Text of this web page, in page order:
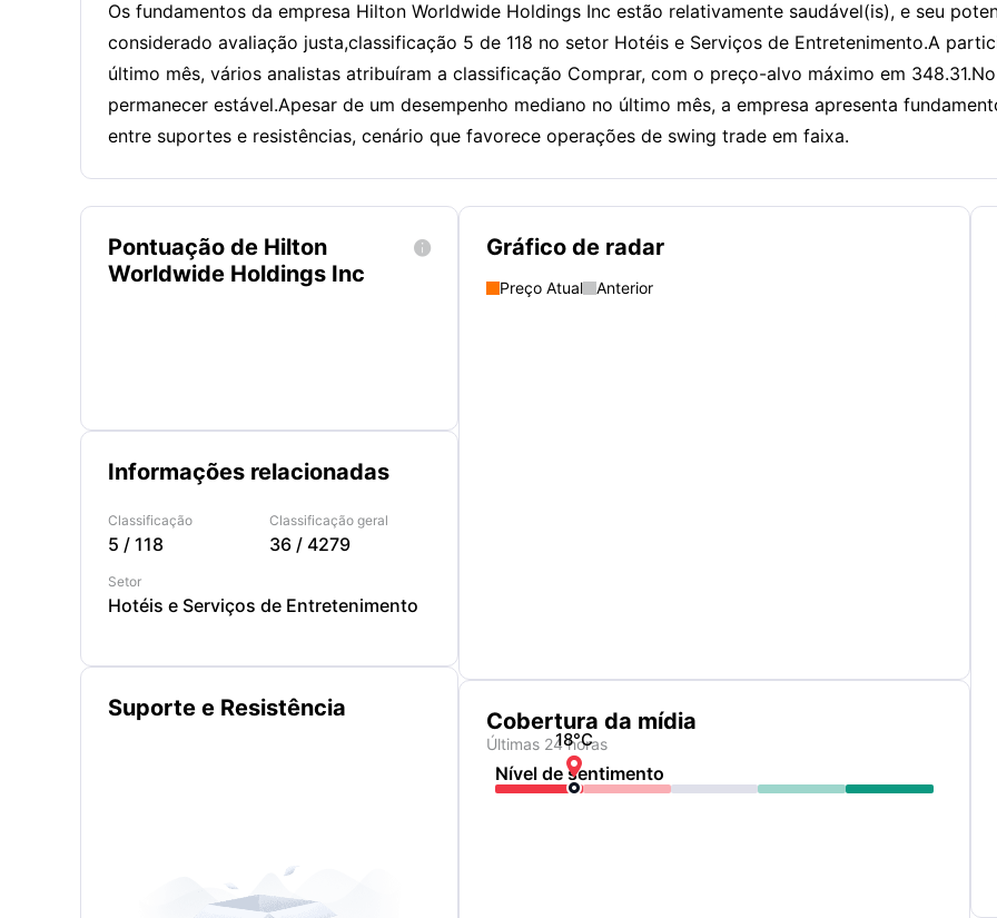
Os fundamentos da empresa Hilton Worldwide Holdings Inc estão relativamente saudável(is), e seu
considerado avaliação justa,classificação 5 de 118 no setor Hotéis e Serviços de Entretenimento.A
último mês, vários analistas atribuíram a classificação Comprar, com o preço-alvo máximo em
permanecer estável.Apesar de um desempenho mediano no último mês, a empresa apresenta
entre suportes e resistências, cenário que favorece operações de swing trade em faixa.
Pontuação de Hilton
Worldwide Holdings Inc

Informações relacionadas
Classificação
5 / 118
Classificação geral
36 / 4279
Setor
Hotéis e Serviços de Entretenimento
Suporte e Resistência
Gráfico de radar
Preço Atual Anterior
Cobertura da mídia
Últimas 24 horas
Nível de sentimento
18°C
